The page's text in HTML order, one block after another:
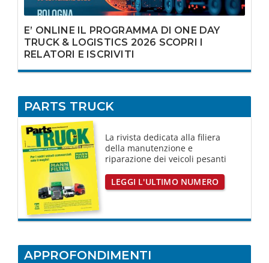
E’ ONLINE IL PROGRAMMA DI ONE DAY
TRUCK & LOGISTICS 2026 SCOPRI I
RELATORI E ISCRIVITI
PARTS TRUCK
La rivista dedicata alla filiera
della manutenzione e
riparazione dei veicoli pesanti
LEGGI L'ULTIMO NUMERO
APPROFONDIMENTI